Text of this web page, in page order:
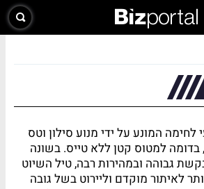
המונע על ידי מנוע סילון וטס
בדומה למטוס קטן ללא טייס. בשונה
גבוהה ובמהירות רבה, טיל השיוט
לאיתור מוקדם וליירוט בשל גובה